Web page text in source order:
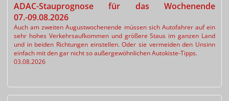
ADAC-Stauprognose für das Wochenende
07.-09.08.2026
Auch am zweiten Augustwochenende müssen sich Autofahrer auf ein
sehr hohes Verkehrsaufkommen und größere Staus im ganzen Land
und in beiden Richtungen einstellen. Oder sie vermeiden den Unsinn
einfach mit den gar nicht so außergewöhnlichen Autokiste-Tipps.
03.08.2026